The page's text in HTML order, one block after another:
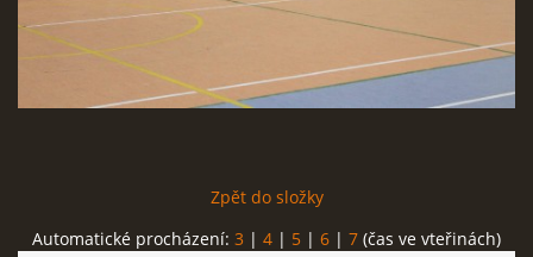
REPREZENTACE
Zpět do složky
Automatické procházení: 3 | 4 | 5 | 6 | 7 (čas ve vteřinách)